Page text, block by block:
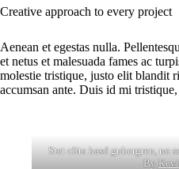
Creative approach to every project
Aenean et egestas nulla.
et netus et malesuada fames ac
molestie tristique, justo elit blandit
accumsan ante. Duis id mi
Stet clita kasd gubergren, no
By